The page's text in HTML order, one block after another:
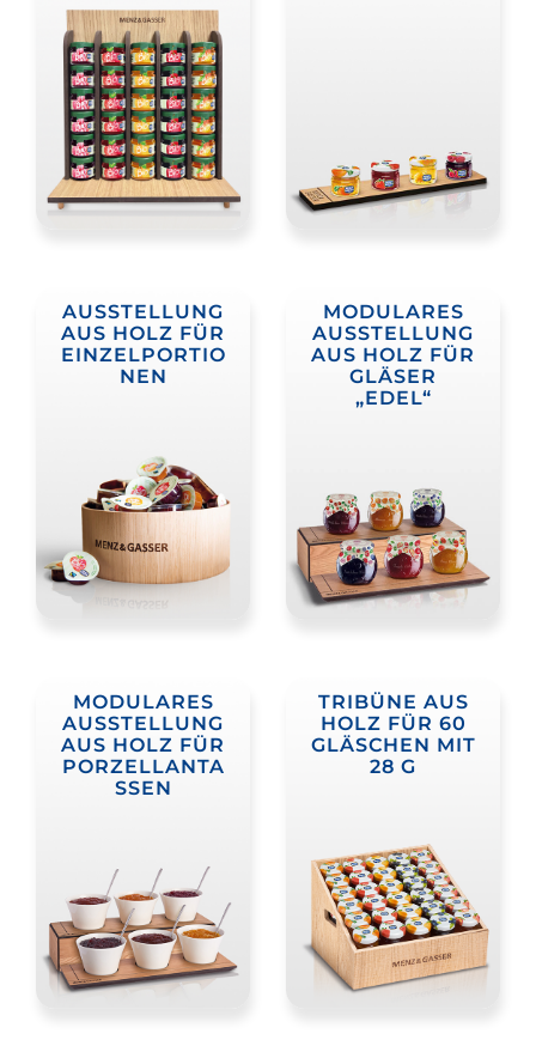
AUSSTELLUNG
AUS HOLZ FÜR
EINZELPORTIO
NEN
MODULARES
AUSSTELLUNG
AUS HOLZ FÜR
GLÄSER
„EDEL“
MODULARES
AUSSTELLUNG
AUS HOLZ FÜR
PORZELLANTA
SSEN
TRIBÜNE AUS
HOLZ FÜR 60
GLÄSCHEN MIT
28 G